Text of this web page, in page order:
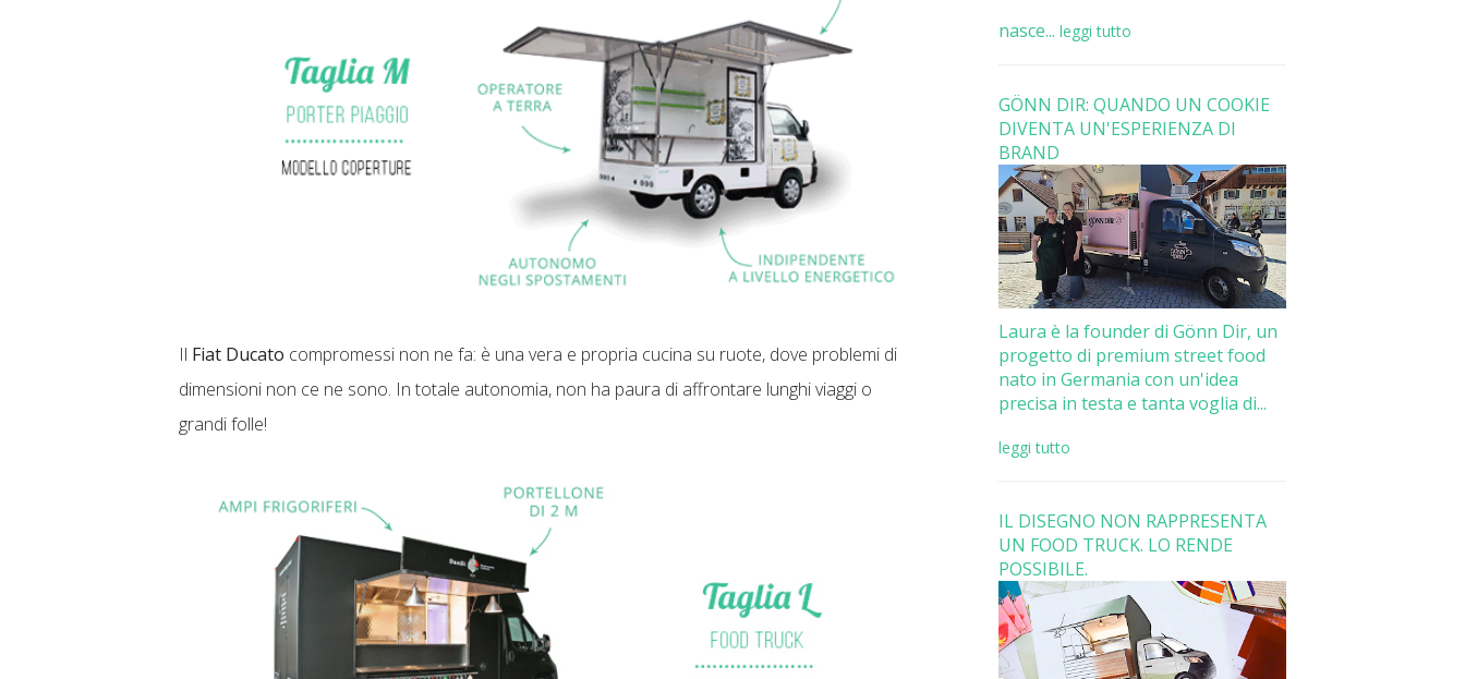
Il Fiat Ducato compromessi non ne fa: è una vera e propria cucina su ruote, dove problemi di
dimensioni non ce ne sono. In totale autonomia, non ha paura di affrontare lunghi viaggi o
grandi folle!
nasce... leggi tutto
GÖNN DIR: QUANDO UN COOKIE
DIVENTA UN'ESPERIENZA DI
BRAND
Laura è la founder di Gönn Dir, un
progetto di premium street food
nato in Germania con un'idea
precisa in testa e tanta voglia di...
leggi tutto
IL DISEGNO NON RAPPRESENTA
UN FOOD TRUCK. LO RENDE
POSSIBILE.